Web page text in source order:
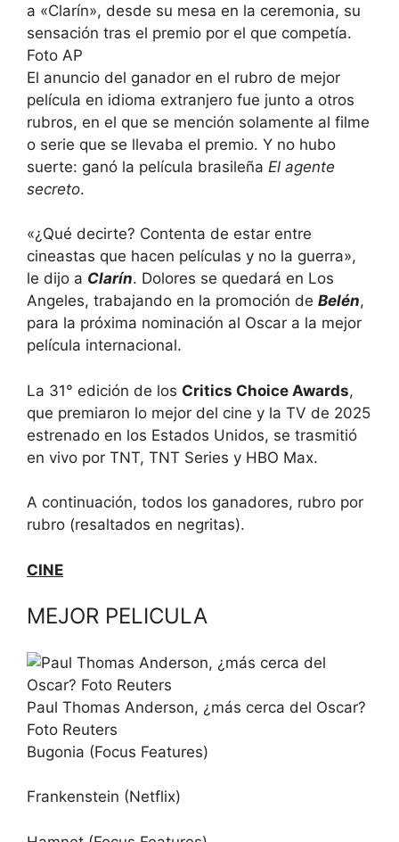
a «Clarín», desde su mesa en la ceremonia, su
sensación tras el premio por el que competía.
Foto AP
El anuncio del ganador en el rubro de mejor
película en idioma extranjero fue junto a otros
rubros, en el que se mención solamente al filme
o serie que se llevaba el premio. Y no hubo
suerte: ganó la película brasileña El agente
secreto.
«¿Qué decirte? Contenta de estar entre
cineastas que hacen películas y no la guerra»,
le dijo a Clarín. Dolores se quedará en Los
Angeles, trabajando en la promoción de Belén,
para la próxima nominación al Oscar a la mejor
película internacional.
La 31° edición de los Critics Choice Awards,
que premiaron lo mejor del cine y la TV de 2025
estrenado en los Estados Unidos, se trasmitió
en vivo por TNT, TNT Series y HBO Max.
A continuación, todos los ganadores, rubro por
rubro (resaltados en negritas).
CINE
MEJOR PELICULA
Paul Thomas Anderson, ¿más cerca del Oscar?
Foto Reuters
Bugonia (Focus Features)
Frankenstein (Netflix)